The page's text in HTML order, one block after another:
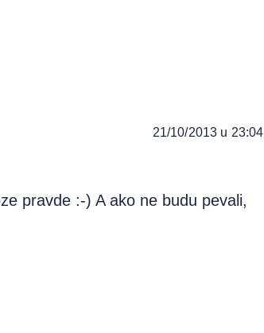
21/10/2013 u 23:04
pravde :-) A ako ne budu pevali,